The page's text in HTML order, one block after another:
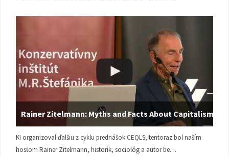
Rainer Zitelmann: Myths and Facts About Capitalism
KI organizoval ďalšiu z cyklu prednášok CEQLS, tentoraz bol naším
hosťom Rainer Zitelmann, historik, sociológ a autor be…